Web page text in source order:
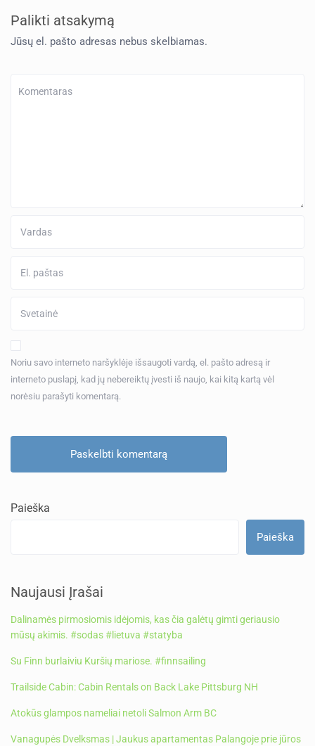
Palikti atsakymą
Jūsų el. pašto adresas nebus skelbiamas.
Noriu savo interneto naršyklėje išsaugoti vardą, el. pašto adresą ir
interneto puslapį, kad jų nebereiktų įvesti iš naujo, kai kitą kartą vėl
norėsiu parašyti komentarą.
Paieška
Paieška
Naujausi Įrašai
Dalinamės pirmosiomis idėjomis, kas čia galėtų gimti geriausio
mūsų akimis. #sodas #lietuva #statyba
Su Finn burlaiviu Kuršių mariose. #finnsailing
Trailside Cabin: Cabin Rentals on Back Lake Pittsburg NH
Atokūs glampos nameliai netoli Salmon Arm BC
Vanagupės Dvelksmas | Jaukus apartamentas Palangoje prie jūros